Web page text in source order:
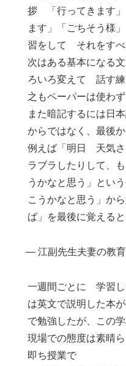
拶 「行ってきます」
ます」「ごちそう様
習をして それをすべ
次はある基本になる
ろいろ変えて 話す練
之もペーパーは使わ
また暗記するには日
からではなく、最後
例えば「明日 天気さ
ラブラしたりして、
うかなと思う」とい
こうかなと思う」か
ば」を最後に覚える
― 江副先生夫妻の教
一週間ごとに 学習し
は英文で説明した本
で勉強したが、この
現場での態度は素晴ら
即ち授業で